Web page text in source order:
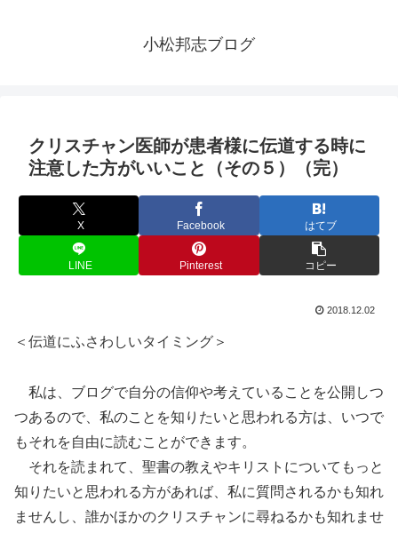
小松邦志ブログ
クリスチャン医師が患者様に伝道する時に
注意した方がいいこと（その５）（完）
X Facebook はてブ
LINE Pinterest コピー
2018.12.02
＜伝道にふさわしいタイミング＞
私は、ブログで自分の信仰や考えていることを公開しつ
つあるので、私のことを知りたいと思われる方は、いつで
もそれを自由に読むことができます。
それを読まれて、聖書の教えやキリストについてもっと
知りたいと思われる方があれば、私に質問されるかも知れ
ませんし、誰かほかのクリスチャンに尋ねるかも知れませ